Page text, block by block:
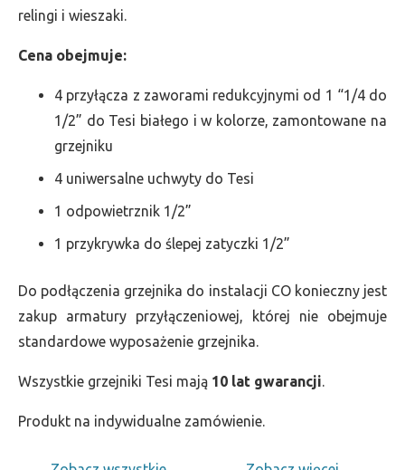
relingi i wieszaki.
Cena obejmuje:
4 przyłącza z zaworami redukcyjnymi od 1 “1/4 do
1/2” do Tesi białego i w kolorze, zamontowane na
grzejniku
4 uniwersalne uchwyty do Tesi
1 odpowietrznik 1/2”
1 przykrywka do ślepej zatyczki 1/2”
Do podłączenia grzejnika do instalacji CO konieczny jest
zakup armatury przyłączeniowej, której nie obejmuje
standardowe wyposażenie grzejnika.
Wszystkie grzejniki Tesi mają 10 lat gwarancji.
Produkt na indywidualne zamówienie.